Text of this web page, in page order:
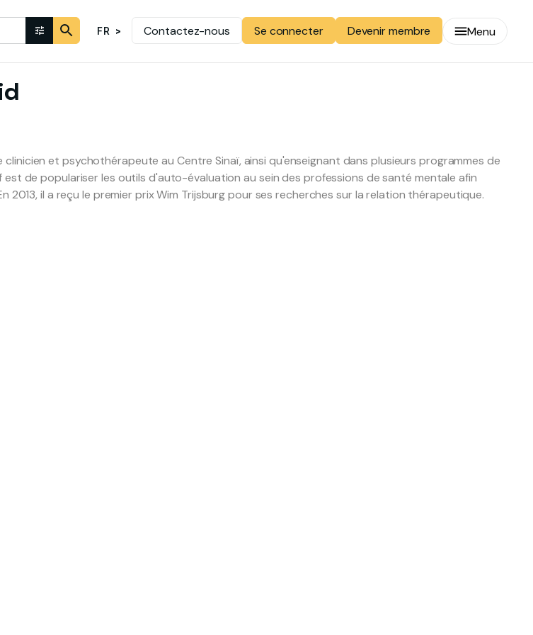
FR Contactez-nous Se connecter Devenir membre Menu
et psychothérapeute au Centre Sinaï, ainsi qu'enseignant dans plusieurs programmes de
de populariser les outils d'auto-évaluation au sein des professions de santé mentale afin
2013, il a reçu le premier prix Wim Trijsburg pour ses recherches sur la relation thérapeutique.